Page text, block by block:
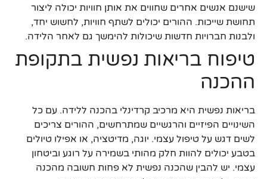
שישנם אנשים אחרים שחווים את אותן חוויות יכולה ליצור
תחושת שייכות. ההורים יכולים לשתף חוויות, לחשוש יחד,
ולבנות חברויות חדשות שיכולות להימשך גם לאחר הלידה.
טיפוח בריאות נפשית בתקופת
ההכנה
בריאות נפשית היא מרכיב קרדינלי בהכנה ללידה. עם כל
השינויים הפיזיים והרגשיים שמתרחשים, ההורים צריכים
לשים דגש על טיפול עצמי. יוגה, מדיטציה, או אפילו טיולים
בטבע יכולים להוות חלק מהותי בשמירה על רוגע וביטחון
עצמי. יש להבין שהכנה נפשית לא פחות חשובה מהכנה